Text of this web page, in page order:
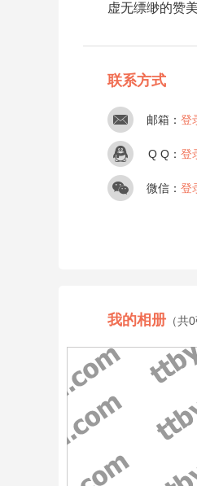
虚无缥缈的赞
联系方式
邮箱： 登
Q Q： 登
微信： 登
我的相册 （共0